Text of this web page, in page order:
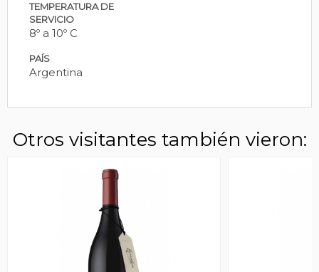
TEMPERATURA DE
SERVICIO
8º a 10º C
PAÍS
Argentina
Otros visitantes también vieron: